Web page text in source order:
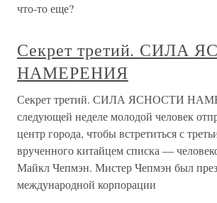
что-то еще?
Секрет третий. СИЛА
НАМЕРЕНИЯ
Секрет третий. СИЛА ЯСНОСТИ
следующей неделе молодой человек
центр города, чтобы встретиться с
врученного китайцем списка —
Майкл Чепмэн. Мистер Чепмэн был
международной корпорации